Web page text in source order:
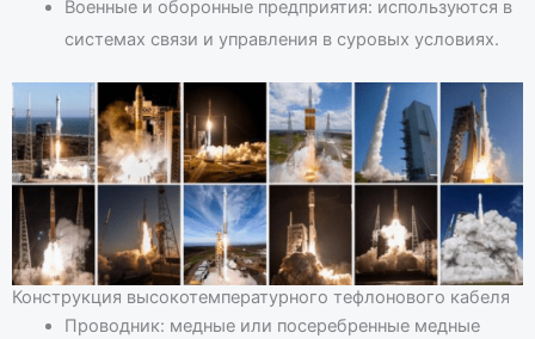
Военные и оборонные предприятия: используются в
системах связи и управления в суровых условиях.
Конструкция высокотемпературного тефлонового кабеля
Проводник: медные или посеребренные медные